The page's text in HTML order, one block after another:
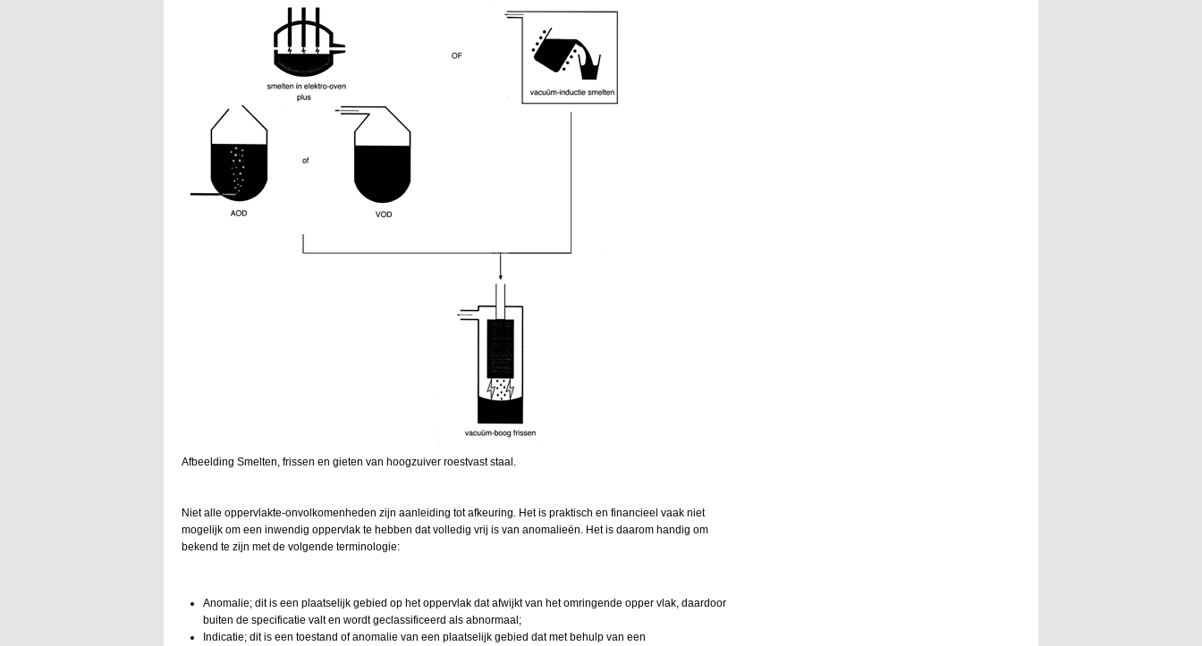
Afbeelding Smelten, frissen en gieten van hoogzuiver roestvast staal.
Niet alle oppervlakte-onvolkomenheden zijn aanleiding tot afkeuring. Het is praktisch en financieel vaak niet
mogelijk om een inwendig oppervlak te hebben dat volledig vrij is van anomalieën. Het is daarom handig om
bekend te zijn met de volgende terminologie:
Anomalie; dit is een plaatselijk gebied op het oppervlak dat afwijkt van het omringende opper vlak, daardoor
buiten de specificatie valt en wordt geclassificeerd als abnormaal;
Indicatie; dit is een toestand of anomalie van een plaatselijk gebied dat met behulp van een